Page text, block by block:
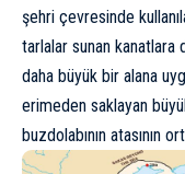
şehri çevresinde
tarlalar sunan kanatlara
daha büyük bir alana
erimeden saklayan
buzdolabının atasının